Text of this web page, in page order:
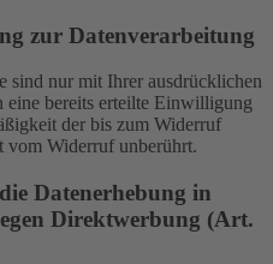
zur Datenverarbeitung
sind nur mit Ihrer ausdrücklichen
bereits erteilte Einwilligung
der bis zum Widerruf
vom Widerruf unberührt.
Datenerhebung in
Direktwerbung (Art.